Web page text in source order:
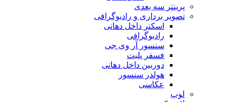
پرینتر سه بعدی
تصویر برداری و رادیوگرافی
اسکنر داخل دهانی
رادیوگرافی
سنسور آر وی جی
فسفر پلیت
دوربین داخل دهانی
هولدر سنسور
عکاسی
لوپ